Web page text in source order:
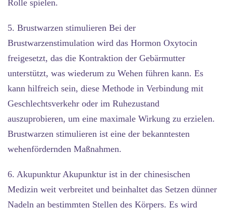
Rolle spielen.
5. Brustwarzen stimulieren Bei der
Brustwarzenstimulation wird das Hormon Oxytocin
freigesetzt, das die Kontraktion der Gebärmutter
unterstützt, was wiederum zu Wehen führen kann. Es
kann hilfreich sein, diese Methode in Verbindung mit
Geschlechtsverkehr oder im Ruhezustand
auszuprobieren, um eine maximale Wirkung zu erzielen.
Brustwarzen stimulieren ist eine der bekanntesten
wehenfördernden Maßnahmen.
6. Akupunktur Akupunktur ist in der chinesischen
Medizin weit verbreitet und beinhaltet das Setzen dünner
Nadeln an bestimmten Stellen des Körpers. Es wird